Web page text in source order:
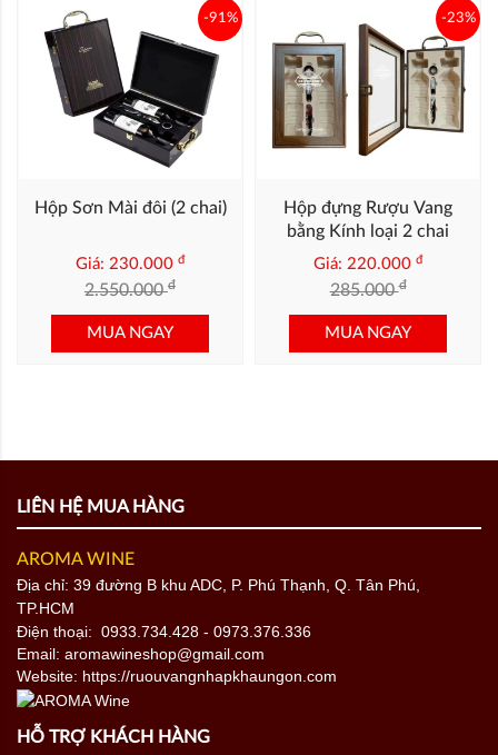
Hộp Sơn Mài đôi (2 chai)
Giá: 230.000 đ
2.550.000đ
-91%
MUA NGAY
Hộp đựng Rượu Vang
bằng Kính loại 2 chai
Giá: 220.000 đ
285.000đ
-23%
MUA NGAY
LIÊN HỆ MUA HÀNG
AROMA WINE
Địa chỉ: 39 đường B khu ADC, P. Phú Thạnh, Q. Tân Phú,
TP.HCM
Điện thoại: 0933.734.428 - 0973.376.336
Email: aromawineshop@gmail.com
Website: https://ruouvangnhapkhaungon.com
HỖ TRỢ KHÁCH HÀNG